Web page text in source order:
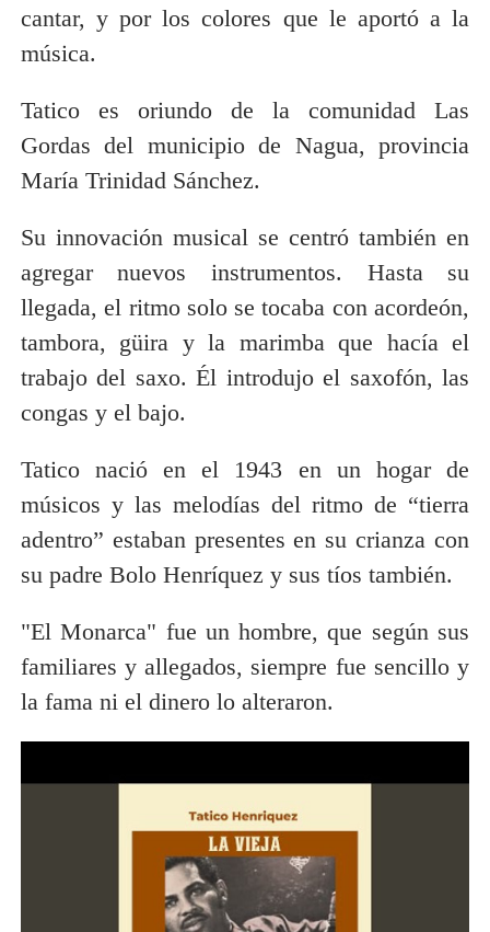
cantar, y por los colores que le aportó a la
música.
Tatico es oriundo de la comunidad Las
Gordas del municipio de Nagua, provincia
María Trinidad Sánchez.
Su innovación musical se centró también en
agregar nuevos instrumentos. Hasta su
llegada, el ritmo solo se tocaba con acordeón,
tambora, güira y la marimba que hacía el
trabajo del saxo. Él introdujo el saxofón, las
congas y el bajo.
Tatico nació en el 1943 en un hogar de
músicos y las melodías del ritmo de “tierra
adentro” estaban presentes en su crianza con
su padre Bolo Henríquez y sus tíos también.
"El Monarca" fue un hombre, que según sus
familiares y allegados, siempre fue sencillo y
la fama ni el dinero lo alteraron.